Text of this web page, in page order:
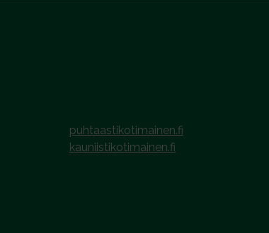
puhtaastikotimainen.fi
kauniistikotimainen.fi